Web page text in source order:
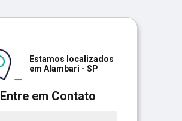
Entre em Contato
Estamos localizados
em Alambari - SP